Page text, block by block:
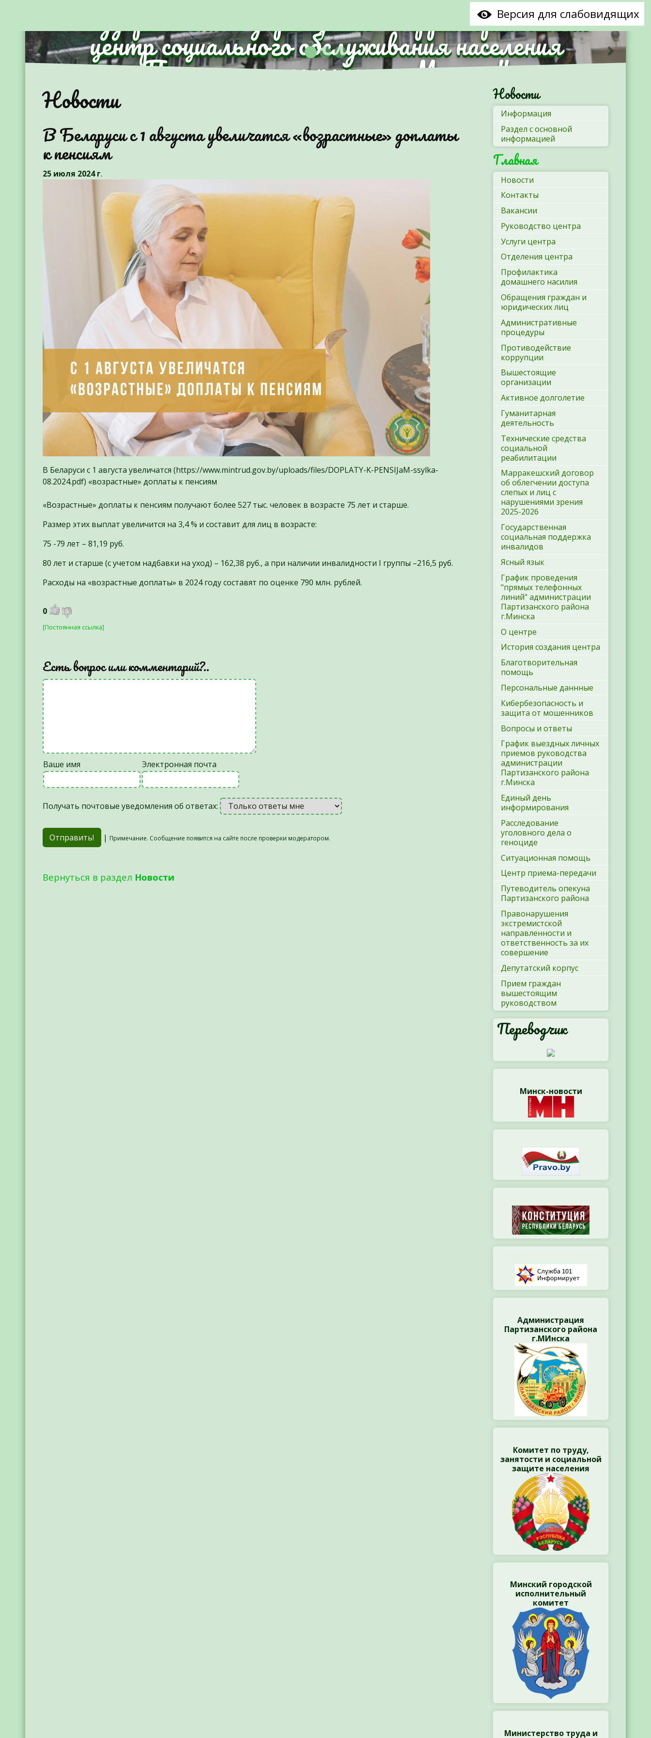
Версия для слабовидящих
Государственное учреждение "Территориальный
центр социального обслуживания населения
Партизанского района г.Минска"
Предыдущий
Новости
В Беларуси с 1 августа увеличатся «возрастные» доплаты
к пенсиям
25 июля 2024 г.
В Беларуси с 1 августа увеличатся (https://www.mintrud.gov.by/uploads/files/DOPLATY-K-PENSIJaM-ssylka-
08.2024.pdf) «возрастные» доплаты к пенсиям
«Возрастные» доплаты к пенсиям получают более 527 тыс. человек в возрасте 75 лет и старше.
Размер этих выплат увеличится на 3,4 % и составит для лиц в возрасте:
75 -79 лет – 81,19 руб.
80 лет и старше (с учетом надбавки на уход) – 162,38 руб., а при наличии инвалидности I группы –216,5 руб.
Расходы на «возрастные доплаты» в 2024 году составят по оценке 790 млн. рублей.
0
[Постоянная ссылка]
Есть вопрос или комментарий?..
Ваше имя Электронная почта
Получать почтовые уведомления об ответах:
| Примечание. Сообщение появится на сайте после проверки модератором.
Вернуться в раздел Новости
Новости
Информация
Раздел с основной
информацией
Главная
Новости
Контакты
Вакансии
Руководство центра
Услуги центра
Отделения центра
Профилактика
домашнего насилия
Обращения граждан и
юридических лиц
Административные
процедуры
Противодействие
коррупции
Вышестоящие
организации
Активное долголетие
Гуманитарная
деятельность
Технические средства
социальной
реабилитации
Марракешский договор
об облегчении доступа
слепых и лиц с
нарушениями зрения
2025-2026
Государственная
социальная поддержка
инвалидов
Ясный язык
График проведения
"прямых телефонных
линий" администрации
Партизанского района
г.Минска
О центре
История создания центра
Благотворительная
помощь
Персональные даннные
Кибербезопасность и
защита от мошенников
Вопросы и ответы
График выездных личных
приемов руководства
администрации
Партизанского района
г.Минска
Единый день
информирования
Расследование
уголовного дела о
геноциде
Ситуационная помощь
Центр приема-передачи
Путеводитель опекуна
Партизанского района
Правонарушения
экстремистской
направленности и
ответственность за их
совершение
Депутатский корпус
Прием граждан
вышестоящим
руководством
Переводчик
Минск-новости
Администрация
Партизанского района
г.МИнска
Комитет по труду,
занятости и социальной
защите населения
Минский городской
исполнительный
комитет
Министерство труда и